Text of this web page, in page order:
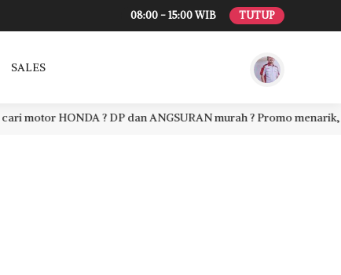
08:00 - 15:00 WIB TUTUP
SALES
motor HONDA ? DP dan ANGSURAN murah ? Promo menarik,